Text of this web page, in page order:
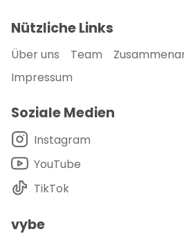
Nützliche Links
Über uns Team
Impressum
Soziale Medien
Instagram
YouTube
TikTok
vybe